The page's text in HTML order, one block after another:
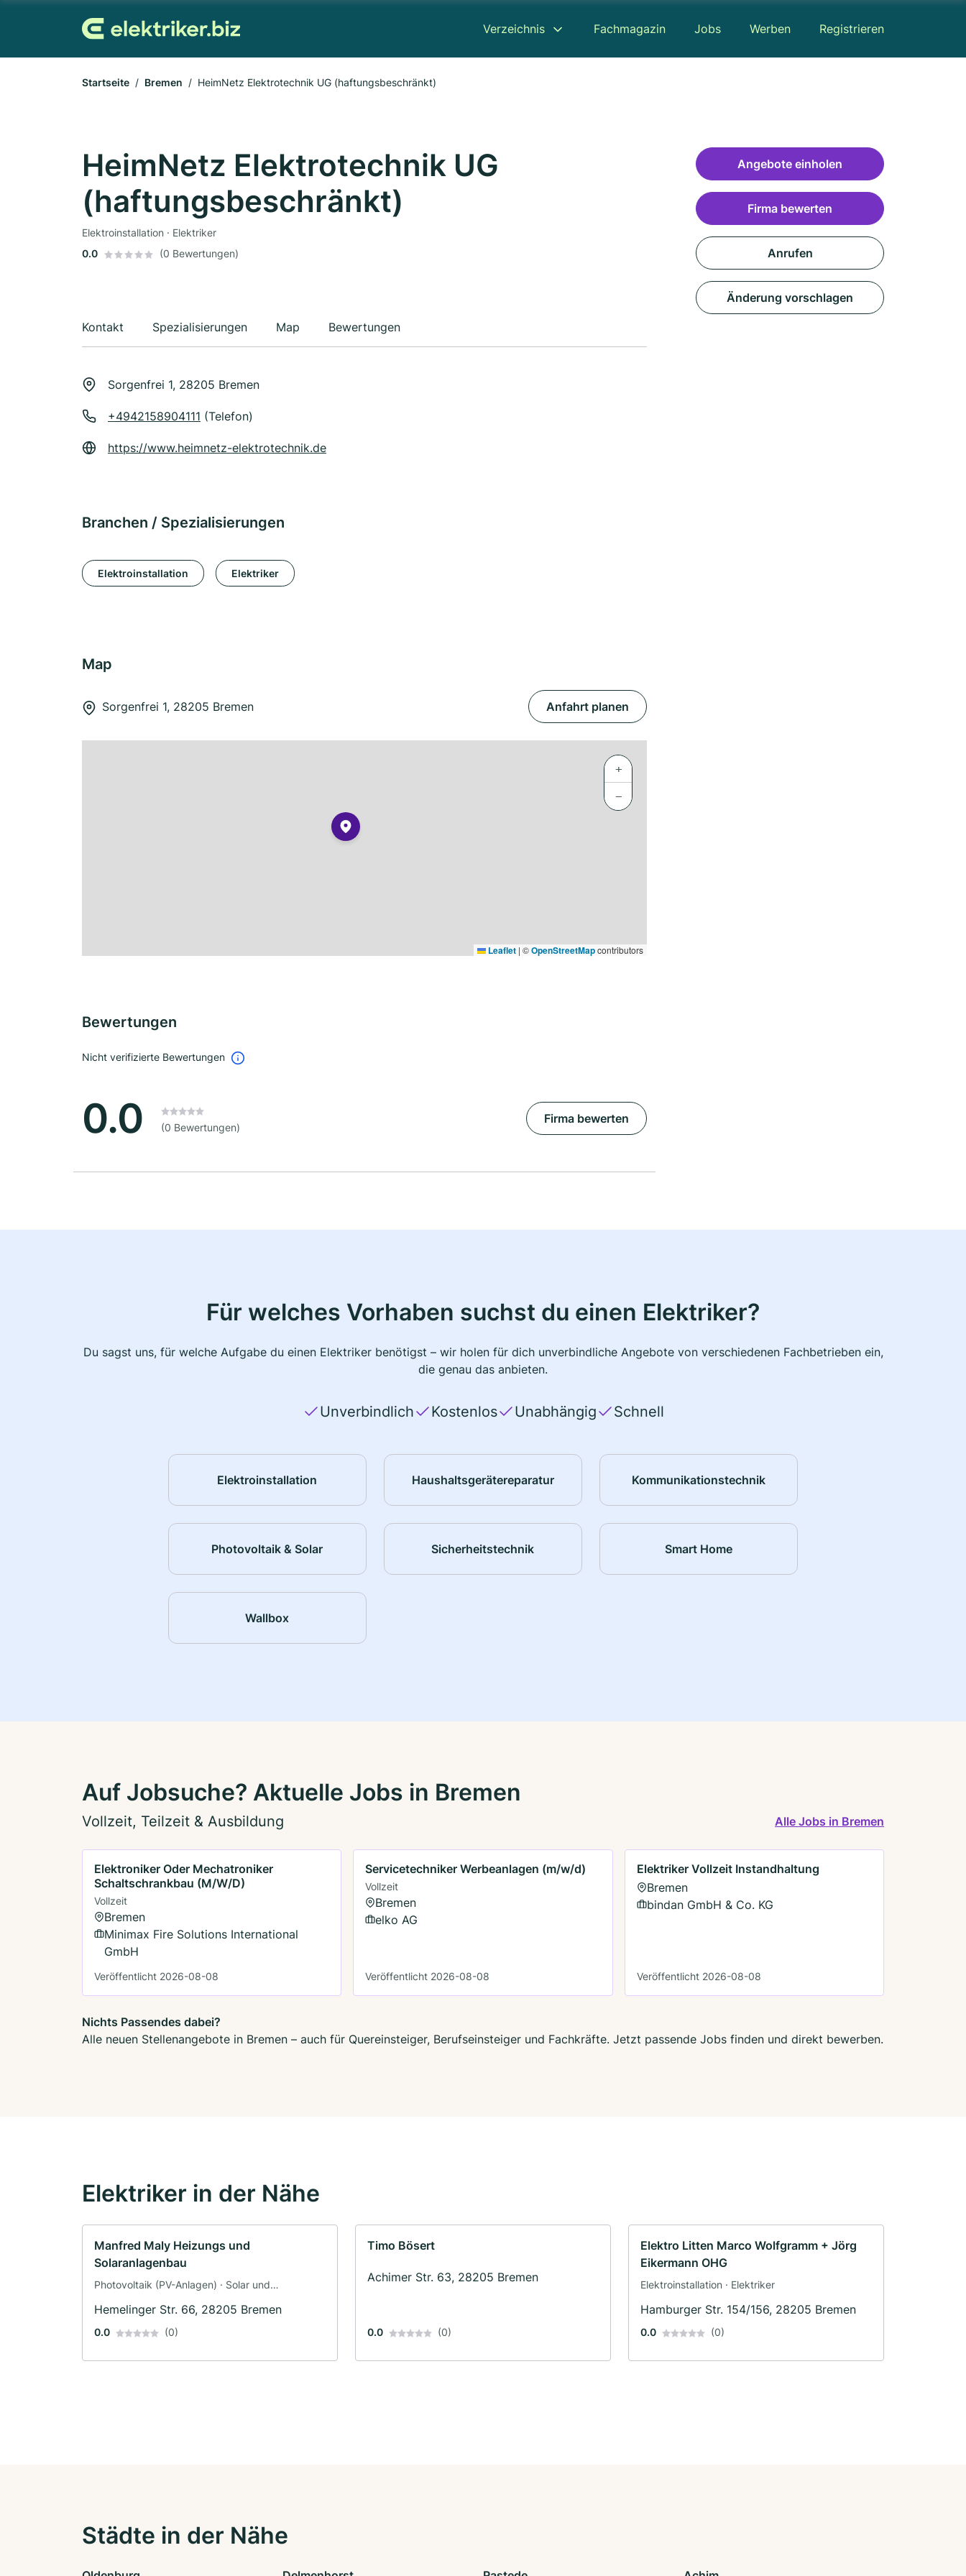
Verzeichnis Fachmagazin Jobs Werben Registrieren
Startseite Bremen HeimNetz Elektrotechnik UG (haftungsbeschränkt)
HeimNetz Elektrotechnik UG
(haftungsbeschränkt)
Elektroinstallation · Elektriker
0.0
(0 Bewertungen)
Kontakt Spezialisierungen Map Bewertungen
Sorgenfrei 1, 28205 Bremen
+4942158904111 (Telefon)
https://www.heimnetz-elektrotechnik.de
Branchen / Spezialisierungen
Elektroinstallation Elektriker
Map
Sorgenfrei 1, 28205 Bremen Anfahrt planen
+
−
Leaflet | ©OpenStreetMapcontributors
Bewertungen
Nicht verifizierte Bewertungen
0.0 (0 Bewertungen)
Firma bewerten
Angebote einholen
Firma bewerten
Anrufen
Änderung vorschlagen
Für welches Vorhaben suchst du einen Elektriker?
Du sagst uns, für welche Aufgabe du einen Elektriker benötigst – wir holen für dich unverbindliche Angebote von verschiedenen Fachbetrieben ein,
die genau das anbieten.
Unverbindlich Kostenlos Unabhängig Schnell
Elektroinstallation Haushaltsgerätereparatur Kommunikationstechnik
Photovoltaik & Solar Sicherheitstechnik Smart Home
Wallbox
Auf Jobsuche? Aktuelle Jobs in Bremen
Vollzeit, Teilzeit & Ausbildung Alle Jobs in Bremen
Elektroniker Oder Mechatroniker
Schaltschrankbau (M/W/D)
Vollzeit
Bremen
Minimax Fire Solutions International
GmbH
Veröffentlicht 2026-08-08
Servicetechniker Werbeanlagen (m/w/d)
Vollzeit
Bremen
elko AG
Veröffentlicht 2026-08-08
Elektriker Vollzeit Instandhaltung
Bremen
bindan GmbH & Co. KG
Veröffentlicht 2026-08-08
Nichts Passendes dabei?
Alle neuen Stellenangebote in Bremen – auch für Quereinsteiger, Berufseinsteiger und Fachkräfte. Jetzt passende Jobs finden und direkt bewerben.
Elektriker in der Nähe
Manfred Maly Heizungs und
Solaranlagenbau
Photovoltaik (PV-Anlagen) · Solar und
Hemelinger Str. 66, 28205 Bremen
0.0 (0)
Timo Bösert
Achimer Str. 63, 28205 Bremen
0.0 (0)
Elektro Litten Marco Wolfgramm + Jörg
Eikermann OHG
Elektroinstallation · Elektriker
Hamburger Str. 154/156, 28205 Bremen
0.0 (0)
Städte in der Nähe